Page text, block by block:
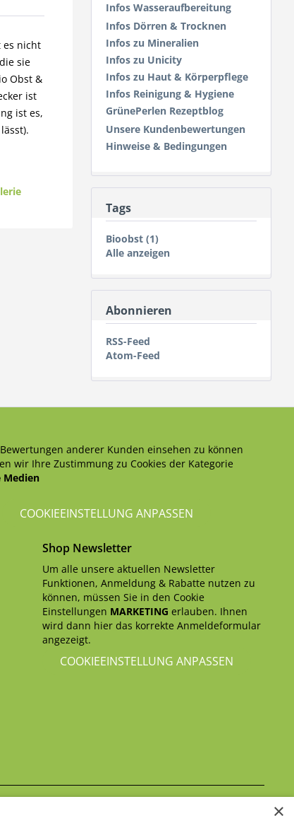
Infos Wasseraufbereitung
Infos Dörren & Trocknen
Infos zu Mineralien
Infos zu Unicity
Infos zu Haut & Körperpflege
Infos Reinigung & Hygiene
GrünePerlen Rezeptblog
Unsere Kundenbewertungen
Hinweise & Bedingungen
Tags
Bioobst (1)
Alle anzeigen
Abonnieren
RSS-Feed
Atom-Feed
es nicht
sie
Obst &
ist
ist es,
anderer Kunden einsehen zu können
wir Ihre Zustimmung zu Cookies der Kategorie
Medien
COOKIEEINSTELLUNG ANPASSEN
Shop Newsletter
Um alle unsere aktuellen Newsletter
Funktionen, Anmeldung & Rabatte nutzen zu
können, müssen Sie in den Cookie
Einstellungen MARKETING erlauben. Ihnen
wird dann hier das korrekte Anmeldeformular
angezeigt.
COOKIEEINSTELLUNG ANPASSEN
×